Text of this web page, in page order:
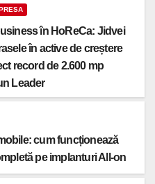
în HoReCa: Jidvei
în active de creștere
record de 2.600 mp
Leader
cum funcționează
pe implanturi All-on